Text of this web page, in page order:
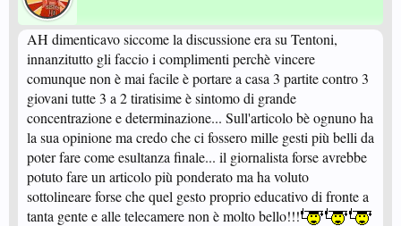
AH dimenticavo siccome la discussione era su Tentoni,
innanzitutto gli faccio i complimenti perchè vincere
comunque non è mai facile è portare a casa 3 partite contro 3
giovani tutte 3 a 2 tiratisime è sintomo di grande
concentrazione e determinazione... Sull'articolo bè ognuno ha
la sua opinione ma credo che ci fossero mille gesti più belli da
poter fare come esultanza finale... il giornalista forse avrebbe
potuto fare un articolo più ponderato ma ha voluto
sottolineare forse che quel gesto proprio educativo di fronte a
tanta gente e alle telecamere non è molto bello!!!